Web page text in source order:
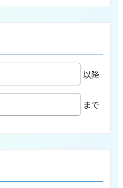
以降
まで